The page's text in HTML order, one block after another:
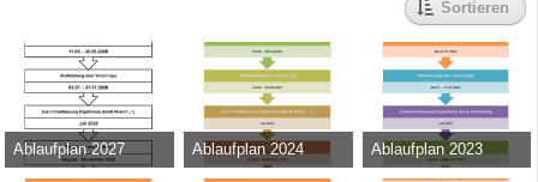
Sortieren
Ablaufplan 2027
Admin-11. Mai 2026
Ablaufplan 2024
Admin-15. März 2023
Ablaufplan 2023
Admin-17. Juni 2022